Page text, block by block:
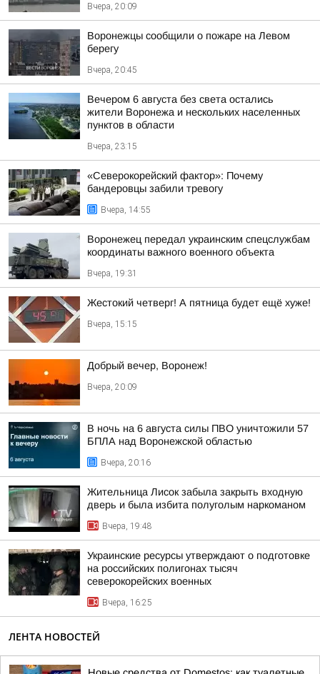
Вчера, 20:09
Воронежцы сообщили о пожаре на Левом
берегу
Вчера, 20:45
Вечером 6 августа без света остались
жители Воронежа и нескольких населенных
пунктов в области
Вчера, 23:15
«Северокорейский фактор»: Почему
бандеровцы забили тревогу
Вчера, 14:55
Воронежец передал украинским спецслужбам
координаты важного военного объекта
Вчера, 19:31
Жестокий четверг! А пятница будет ещё хуже!
Вчера, 15:15
Добрый вечер, Воронеж!
Вчера, 20:09
В ночь на 6 августа силы ПВО уничтожили 57
БПЛА над Воронежской областью
Вчера, 20:16
Жительница Лисок забыла закрыть входную
дверь и была избита полуголым наркоманом
Вчера, 19:48
Украинские ресурсы утверждают о подготовке
на российских полигонах тысяч
северокорейских военных
Вчера, 16:25
ЛЕНТА НОВОСТЕЙ